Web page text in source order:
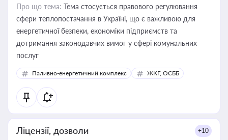
Про що тема: Тема стосується правового регулювання
сфери теплопостачання в Україні, що є важливою для
енергетичної безпеки, економіки підприємств та
дотримання законодавчих вимог у сфері комунальних
послуг
Паливно-енергетичний комплекс ЖКГ, ОСББ
Ліцензії, дозволи +10